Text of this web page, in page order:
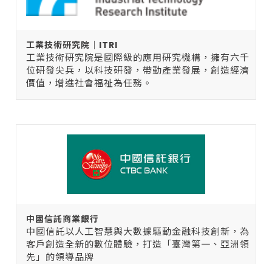
工業技術研究院｜ITRI
工業技術研究院是國際級的應用研究機構，擁有六千
位研發尖兵，以科技研發，帶動產業發展，創造經濟
價值，增進社會福祉為任務。
中國信託商業銀行
中國信託以人工智慧與大數據驅動金融科技創新，為
客戶創造全新的數位體驗，打造「臺灣第一、亞洲領
先」的領導品牌